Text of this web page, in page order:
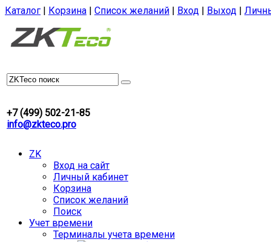
Каталог | Корзина | Список желаний | Вход | Выход |
+7 (499) 502-21-85
info@zkteco.pro
ZK
Вход на сайт
Личный кабинет
Корзина
Список желаний
Поиск
Учет времени
Терминалы учета времени